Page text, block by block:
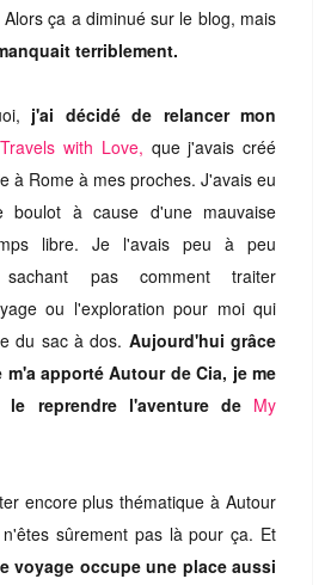
ça a diminué sur le blog, mais
terriblement.
j'ai décidé de relancer mon
with Love, que j'avais créé
à Rome à mes proches. J'avais eu
à cause d'une mauvaise
libre. Je l'avais peu à peu
pas comment traiter
ou l'exploration pour moi qui
du sac à dos. Aujourd'hui grâce
apporté Autour de Cia, je me
reprendre l'aventure de My
encore plus thématique à Autour
sûrement pas là pour ça. Et
voyage occupe une place aussi